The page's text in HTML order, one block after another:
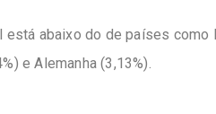
está abaixo do de países como
e Alemanha (3,13%).